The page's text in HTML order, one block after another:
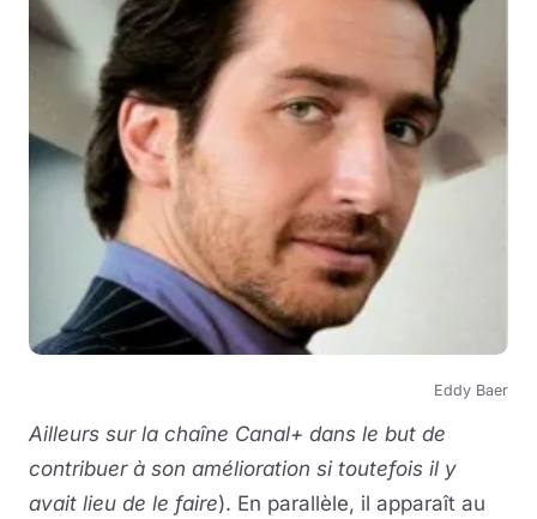
Eddy Baer
Ailleurs sur la chaîne Canal+ dans le but de
contribuer à son amélioration si toutefois il y
avait lieu de le faire). En parallèle, il apparaît au